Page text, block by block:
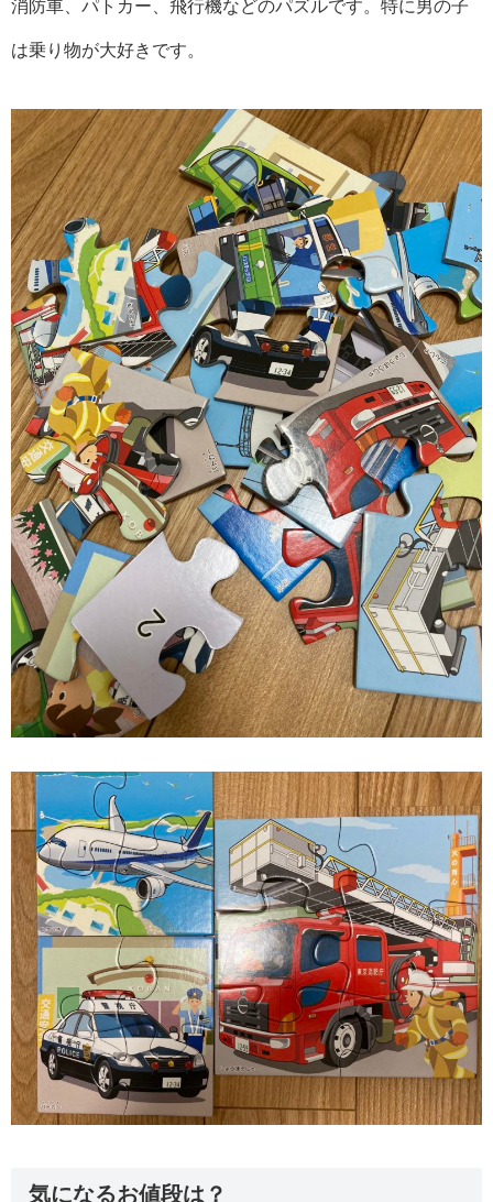
消防車、パトカー、飛行機などのパズルです。特に男の子
は乗り物が大好きです。
気になるお値段は？